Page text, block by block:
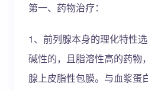
第一、药物治疗：
1、前列腺本身的理化特性
碱性的，且脂溶性高的药物
腺上皮脂性包膜。与血浆蛋